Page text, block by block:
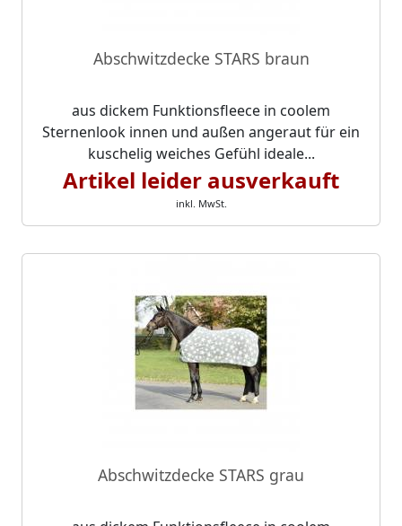
Abschwitzdecke STARS braun
aus dickem Funktionsfleece in coolem
Sternenlook innen und außen angeraut für ein
kuschelig weiches Gefühl ideale...
Artikel leider ausverkauft
inkl. MwSt.
Abschwitzdecke STARS grau